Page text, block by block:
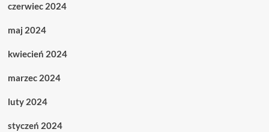
czerwiec 2024
maj 2024
kwiecień 2024
marzec 2024
luty 2024
styczeń 2024